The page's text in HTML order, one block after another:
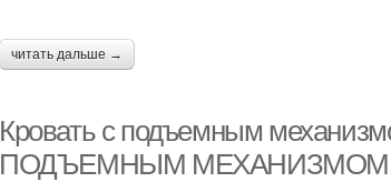
читать дальше →
Кровать с подъемным
ПОДЪЕМНЫМ